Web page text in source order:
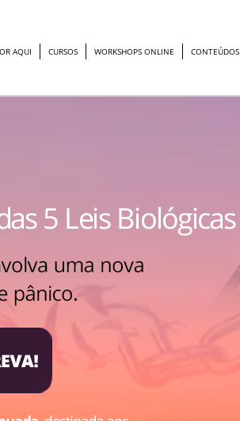
AQUI CURSOS WORKSHOPS ONLINE CONTEÚDOS